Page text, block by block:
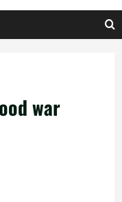
war